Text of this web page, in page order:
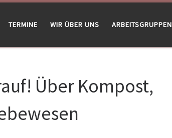
TERMINE WIR ÜBER UNS ARBEITSGRUPPEN
Über Kompost,